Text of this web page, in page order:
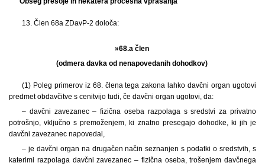
13. Člen 68a ZDavP-2 določa:
»68.a člen
(odmera davka od nenapovedanih dohodkov)
(1) Poleg primerov iz 68. člena tega zakona lahko davčni organ ugotovi
predmet obdavčitve s cenitvijo tudi, če davčni organ ugotovi, da:
– davčni zavezanec – fizična oseba razpolaga s sredstvi za privatno
potrošnjo, vključno s premoženjem, ki znatno presegajo dohodke, ki jih je
davčni zavezanec napovedal,
– je davčni organ na drugačen način seznanjen s podatki o sredstvih, s
katerimi razpolaga davčni zavezanec – fizična oseba, trošenjem davčnega